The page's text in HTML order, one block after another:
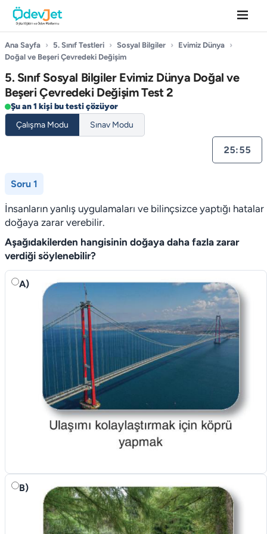
Ana Sayfa › 5. Sınıf Testleri › Sosyal Bilgiler › Evimiz Dünya ›
Doğal ve Beşeri Çevredeki Değişim
5. Sınıf Sosyal Bilgiler Evimiz Dünya Doğal ve
Beşeri Çevredeki Değişim Test 2
Şu an 1 kişi bu testi çözüyor
Çalışma Modu
Sınav Modu
25:55
Soru 1
İnsanların yanlış uygulamaları ve bilinçsizce yaptığı hatalar
doğaya zarar verebilir.
Aşağıdakilerden hangisinin doğaya daha fazla zarar
verdiği söylenebilir?
A)
B)